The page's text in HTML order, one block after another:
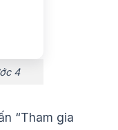
4
“Tham gia